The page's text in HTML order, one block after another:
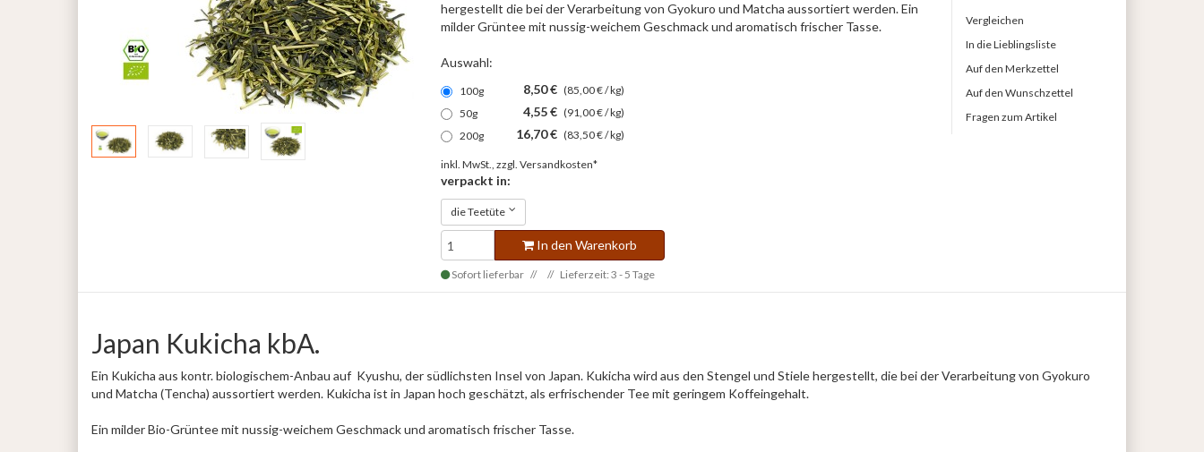
hergestellt die bei der Verarbeitung von Gyokuro und Matcha aussortiert werden. Ein
milder Grüntee mit nussig-weichem Geschmack und aromatisch frischer Tasse.
Auswahl:
100g 8,50 € (85,00 € / kg)
50g
4,55 € (91,00 € / kg)
200g
16,70 € (83,50 € / kg)
inkl. MwSt., zzgl. Versandkosten*
verpackt in:
die Teetüte
In den Warenkorb
Sofort lieferbar Lieferzeit: 3 - 5 Tage
Vergleichen
In die Lieblingsliste
Auf den Merkzettel
Auf den Wunschzettel
Fragen zum Artikel
Japan Kukicha kbA.
Ein Kukicha aus kontr. biologischem-Anbau auf Kyushu, der südlichsten Insel von Japan. Kukicha wird aus den Stengel und Stiele hergestellt, die bei der Verarbeitung von Gyokuro
und Matcha (Tencha) aussortiert werden. Kukicha ist in Japan hoch geschätzt, als erfrischender Tee mit geringem Koffeingehalt.
Ein milder Bio-Grüntee mit nussig-weichem Geschmack und aromatisch frischer Tasse.